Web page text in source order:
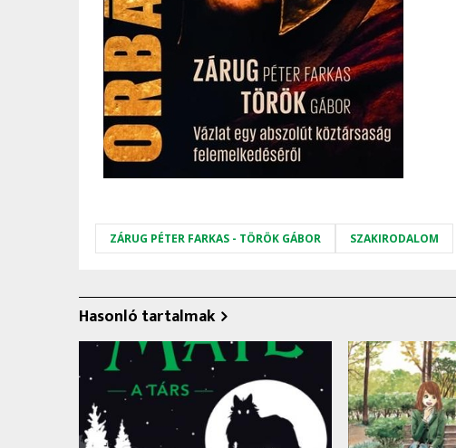
ZÁRUG PÉTER FARKAS - TÖRÖK GÁBOR SZAKIRODALOM
Hasonló tartalmak